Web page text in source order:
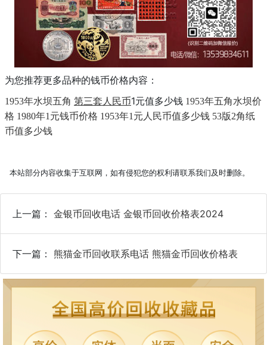
为您推荐更多品种的钱币价格内容：
1953年水坝五角 第三套人民币1元值多少钱 1953年五角水坝价
格 1980年1元钱币价格 1953年1元人民币值多少钱 53版2角纸
币值多少钱
本站部分内容收集于互联网，如有侵犯您的权利请联系我们及时删除。
上一篇： 金银币回收电话 金银币回收价格表2024
下一篇： 熊猫金币回收联系电话 熊猫金币回收价格表